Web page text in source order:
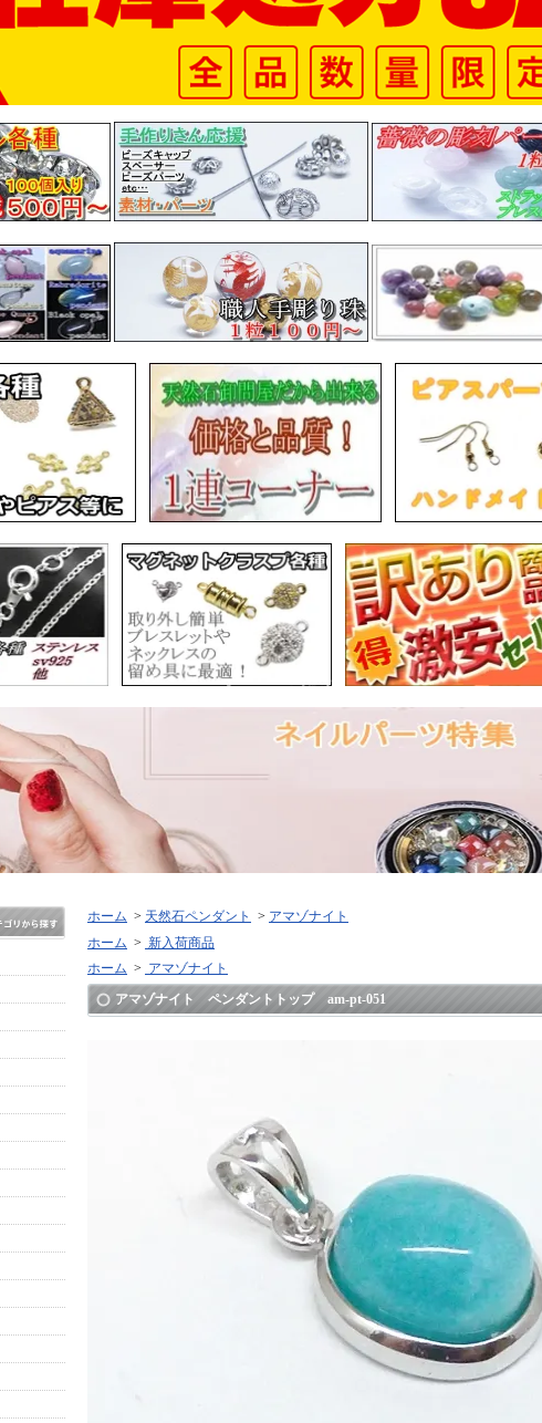
ホーム > 天然石ペンダント > アマゾナイト
ホーム > 新入荷商品
ホーム > アマゾナイト
アマゾナイト ペンダントトップ am-pt-051